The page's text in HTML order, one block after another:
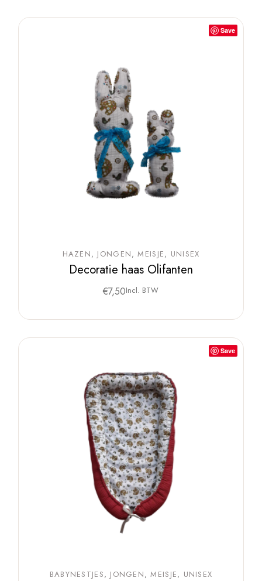
Save
HAZEN JONGEN MEISJE UNISEX
Decoratie haas Olifanten
€7,50Incl. BTW
Save
BABYNESTJES JONGEN MEISJE UNISEX